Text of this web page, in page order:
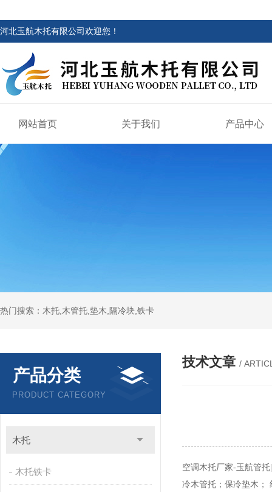
河北玉航木托有限公司欢迎您！
网站首页 关于我们 产品中心
热门搜索：木托,木管托,垫木,隔冷块,铁卡
产品分类
PRODUCT CATEGORY
木托
木托铁卡
技术文章 /
空调木托厂家-玉航管
冷木管托；保冷垫木；